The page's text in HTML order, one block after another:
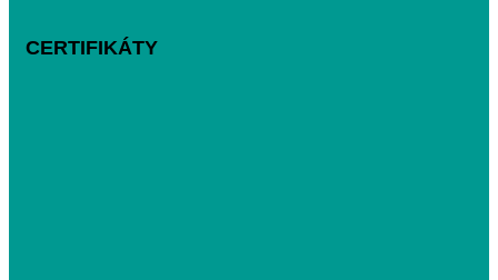
CERTIFIKÁTY